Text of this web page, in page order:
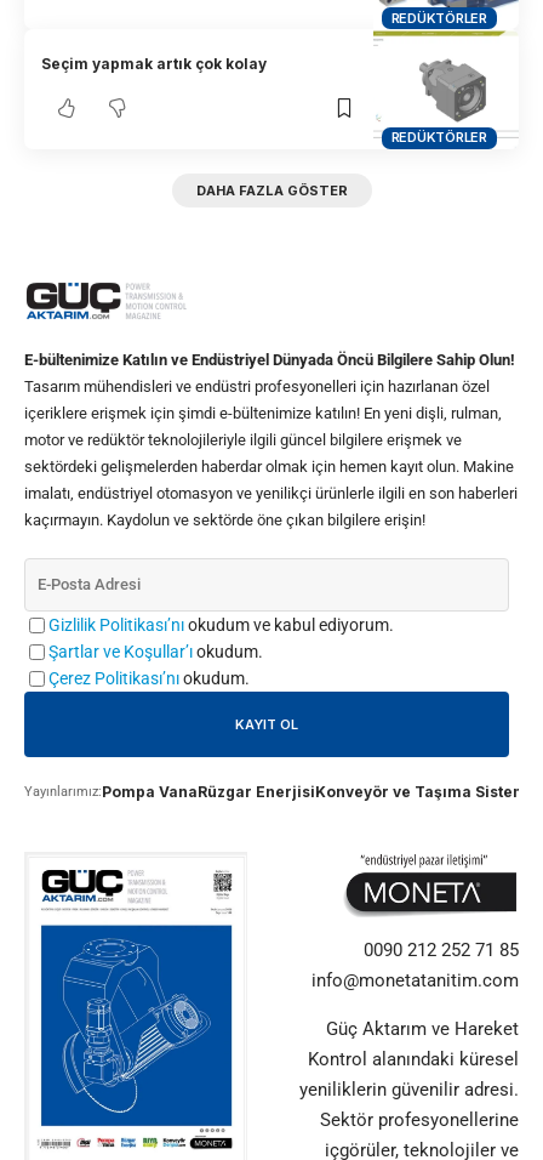
REDÜKTÖRLER
REDÜKTÖRLER
Seçim yapmak artık çok kolay
DAHA FAZLA GÖSTER
E-bültenimize Katılın ve Endüstriyel Dünyada Öncü Bilgilere Sahip Olun!
Tasarım mühendisleri ve endüstri profesyonelleri için hazırlanan özel
içeriklere erişmek için şimdi e-bültenimize katılın! En yeni dişli, rulman,
motor ve redüktör teknolojileriyle ilgili güncel bilgilere erişmek ve
sektördeki gelişmelerden haberdar olmak için hemen kayıt olun. Makine
imalatı, endüstriyel otomasyon ve yenilikçi ürünlerle ilgili en son haberleri
kaçırmayın. Kaydolun ve sektörde öne çıkan bilgilere erişin!
Gizlilik Politikası’nıokudum ve kabul ediyorum.
Şartlar ve Koşullar’ıokudum.
Çerez Politikası’nıokudum.
Yayınlarımız:Pompa VanaRüzgar EnerjisiKonveyör ve Taşıma
0090 212 252 71 85
info@monetatanitim.com
Güç Aktarım ve Hareket
Kontrol alanındaki küresel
yeniliklerin güvenilir adresi.
Sektör profesyonellerine
içgörüler, teknolojiler ve